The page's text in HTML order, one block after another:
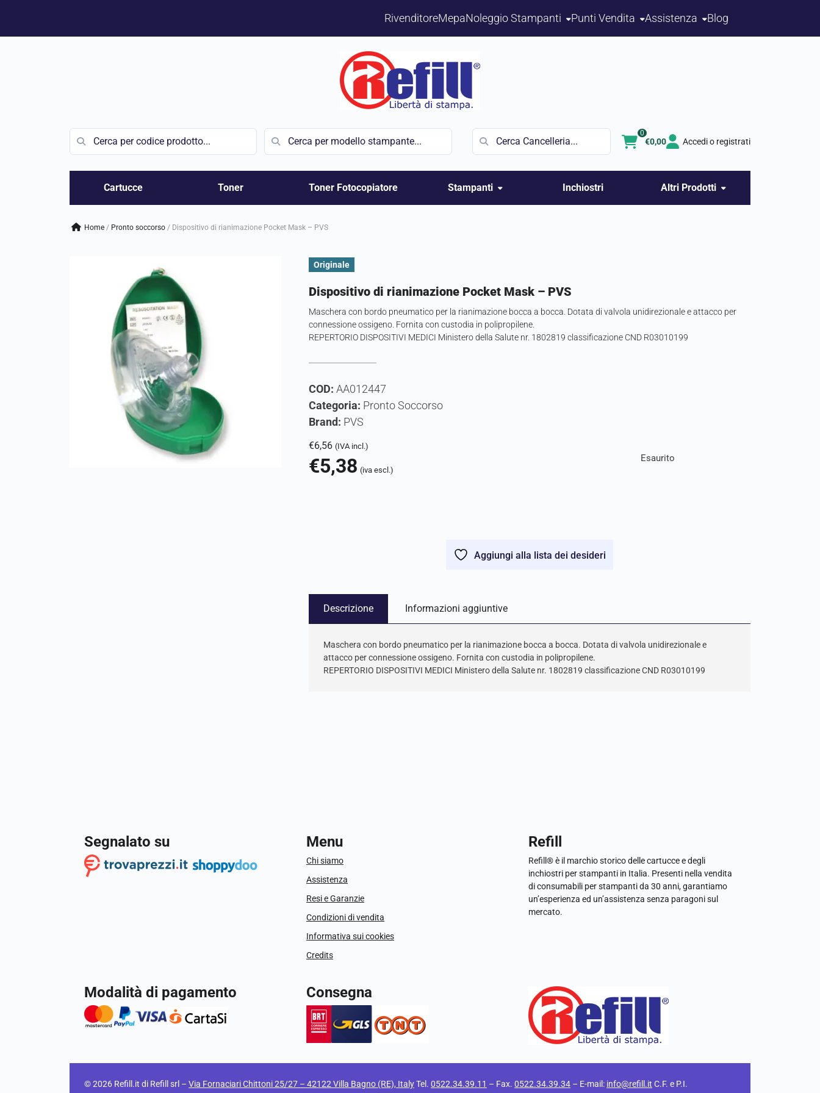
RivenditoreMepaNoleggio Stampanti Punti Vendita Assistenza Blog
Vai
€0,00
0
Accedi o registrati
Cartucce Toner Toner Fotocopiatore Stampanti Inchiostri Altri Prodotti
Home / pronto soccorso / Dispositivo di rianimazione Pocket Mask – PVS
Originale
Dispositivo di rianimazione Pocket Mask – PVS
Maschera con bordo pneumatico per la rianimazione bocca a bocca. Dotata di valvola unidirezionale e attacco per
connessione ossigeno. Fornita con custodia in polipropilene.
REPERTORIO DISPOSITIVI MEDICI Ministero della Salute nr. 1802819 classificazione CND R03010199
COD:AA012447
Categoria: Pronto Soccorso
Brand: PVS
€6,56 (IVA incl.)
€5,38 (iva escl.)
Esaurito
Aggiungi alla lista dei desideri
Descrizione Informazioni aggiuntive
Maschera con bordo pneumatico per la rianimazione bocca a bocca. Dotata di valvola unidirezionale e
attacco per connessione ossigeno. Fornita con custodia in polipropilene.
REPERTORIO DISPOSITIVI MEDICI Ministero della Salute nr. 1802819 classificazione CND R03010199
Segnalato su Menu
Chi siamo
Assistenza
Resi e Garanzie
Condizioni di vendita
Informativa sui cookies
Credits
Refill
Refill® è il marchio storico delle cartucce e degli
inchiostri per stampanti in Italia. Presenti nella vendita
di consumabili per stampanti da 30 anni, garantiamo
un’esperienza ed un’assistenza senza paragoni sul
mercato.
Modalità di pagamento Consegna
© 2026 Refill.it di Refill srl – Via Fornaciari Chittoni 25/27 – 42122 Villa Bagno (RE), ItalyTel. 0522.34.39.11 – Fax. 0522.34.39.34 – E-mail: info@refill.it C.F. e P.I.